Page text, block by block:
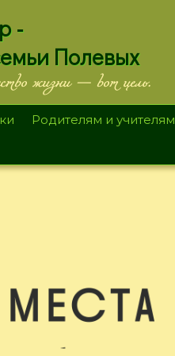
-
Полевых
жизни — вот цель.
Родителям и учителям